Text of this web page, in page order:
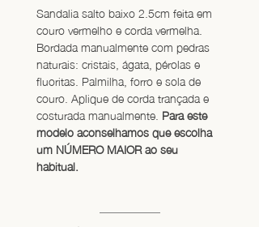
Sandalia salto baixo 2.5cm feita em
couro vermelho e corda vermelha.
Bordada manualmente com pedras
naturais: cristais, ágata, pérolas e
fluoritas. Palmilha, forro e sola de
couro. Aplique de corda trançada e
costurada manualmente. Para este
modelo aconselhamos que escolha
um NÚMERO MAIOR ao seu
habitual.